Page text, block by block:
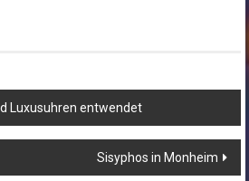
Luxusuhren entwendet
Sisyphos in Monheim